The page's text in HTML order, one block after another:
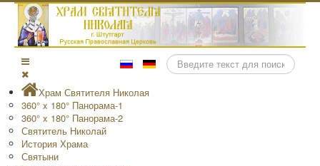
Поиск
Храм Святителя Николая
360° x 180° Панорама-1
360° x 180° Панорама-2
Святитель Николай
История Храма
Святыни